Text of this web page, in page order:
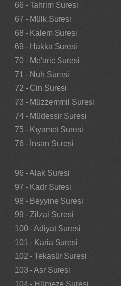
66 - Tahrim Suresi
67 - Mülk Suresi
68 - Kalem Suresi
69 - Hakka Suresi
70 - Me'aric Suresi
71 - Nuh Suresi
72 - Cin Suresi
73 - Müzzemmil Suresi
74 - Müdessir Suresi
75 - Kıyamet Suresi
76 - İnsan Suresi
96 - Alak Suresi
97 - Kadr Suresi
98 - Beyyine Suresi
99 - Zilzal Suresi
100 - Adiyat Suresi
101 - Karia Suresi
102 - Tekasür Suresi
103 - Asr Suresi
104 - Hümeze Suresi